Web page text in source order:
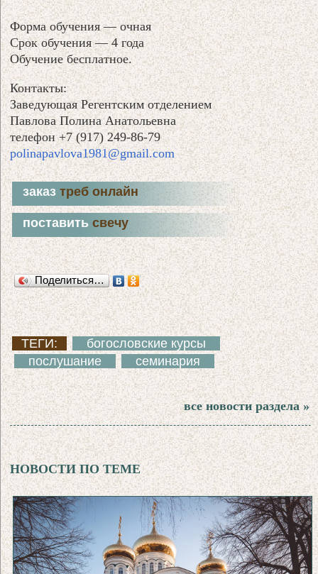
Форма обучения — очная
Срок обучения — 4 года
Обучение бесплатное.
Контакты:
Заведующая Регентским отделением
Павлова Полина Анатольевна
телефон +7 (917) 249-86-79
polinapavlova1981@gmail.com
заказтреб онлайн
поставитьсвечу
Поделиться…
ТЕГИ:
богословские курсы
послушание
семинария
все новости раздела »
НОВОСТИ ПО ТЕМЕ